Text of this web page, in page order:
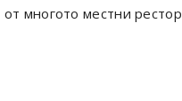
многото местни